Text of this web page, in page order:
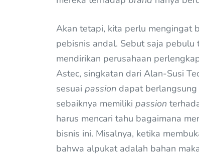
Akan tetapi, kita perlu mengingat
pebisnis andal. Sebut saja pebulu
mendirikan perusahaan
Astec, singkatan dari Alan-Susi
sesuai passion dapat
sebaiknya memiliki passion
harus mencari tahu bagaimana
bisnis ini. Misalnya, ketika
bahwa alpukat adalah bahan